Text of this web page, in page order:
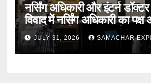
नर्सिंग अधिकारी और इंटर्न
विवाद में नर्सिंग अधिकारी का पक्ष
सामने,करी निष्पक्ष जांच की मांग
JULY 31, 2026 SAMACHAR